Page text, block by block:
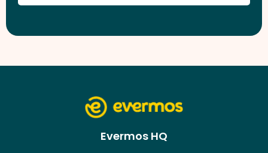
Evermos HQ